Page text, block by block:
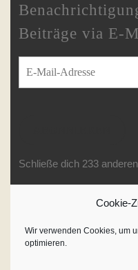
Cookie-
Wir verwenden Cookies, um
optimieren.
Beiträge via E-
E-Mail-Adresse
Schließe dich 233
Writer